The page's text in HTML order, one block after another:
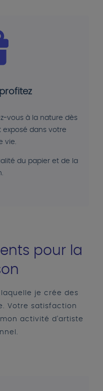
vous à la nature dès
dans votre
vie.
du papier et de la
pour la
je crée des
Votre satisfaction
activité d'artiste